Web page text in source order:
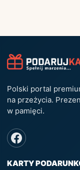
Polski portal
na przeżycia.
w pamięci.
KARTY